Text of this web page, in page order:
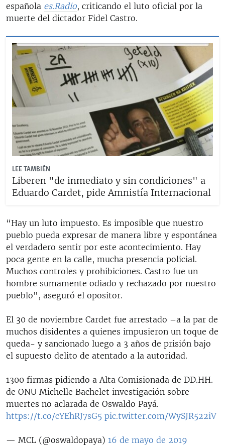
española es.Radio, criticando el luto oficial por la
muerte del dictador Fidel Castro.
LEE TAMBIÉN
Liberen "de inmediato y sin condiciones" a
Eduardo Cardet, pide Amnistía Internacional
“Hay un luto impuesto. Es imposible que nuestro
pueblo pueda expresar de manera libre y espontánea
el verdadero sentir por este acontecimiento. Hay
poca gente en la calle, mucha presencia policial.
Muchos controles y prohibiciones. Castro fue un
hombre sumamente odiado y rechazado por nuestro
pueblo", aseguró el opositor.
El 30 de noviembre Cardet fue arrestado –a la par de
muchos disidentes a quienes impusieron un toque de
queda- y sancionado luego a 3 años de prisión bajo
el supuesto delito de atentado a la autoridad.
1300 firmas pidiendo a Alta Comisionada de DD.HH.
de ONU Michelle Bachelet investigación sobre
muertes no aclarada de Oswaldo Payá.
https://t.co/cYEhRJ7sG5 pic.twitter.com/WySJR522iV
— MCL (@oswaldopaya) 16 de mayo de 2019